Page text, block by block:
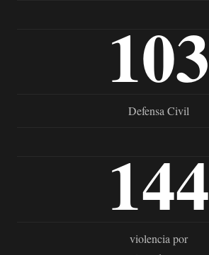
103
Defensa Civil
144
violencia por